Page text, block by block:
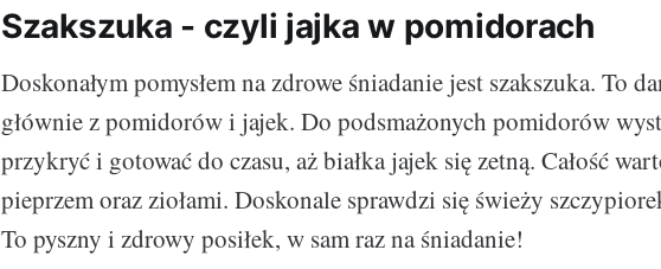
Szakszuka - czyli jajka w pomidorach
Doskonałym pomysłem na zdrowe śniadanie jest szakszuka. To
głównie z pomidorów i jajek. Do podsmażonych pomidorów
przykryć i gotować do czasu, aż białka jajek się zetną. Całość
pieprzem oraz ziołami. Doskonale sprawdzi się świeży
To pyszny i zdrowy posiłek, w sam raz na śniadanie!